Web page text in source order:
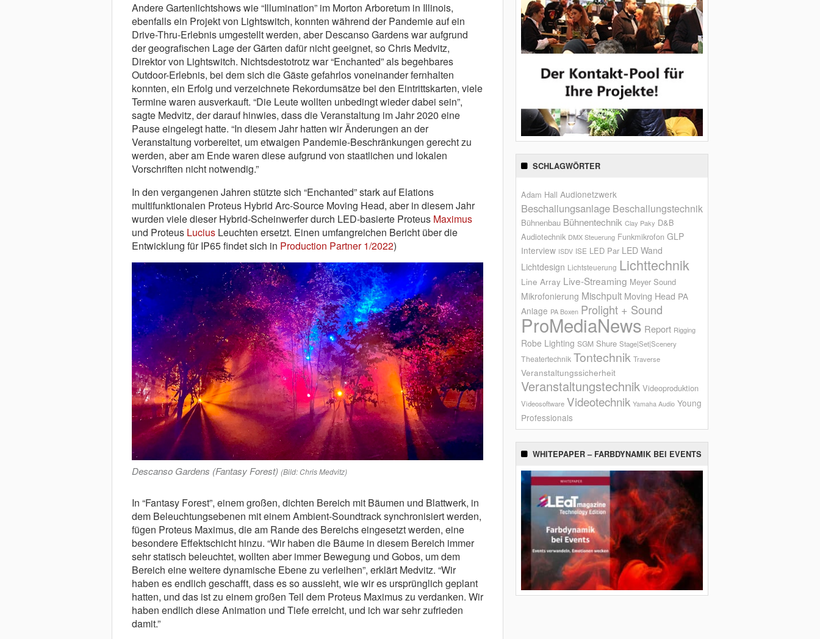
Andere Gartenlichtshows wie “Illumination” im Morton Arboretum in Illinois,
ebenfalls ein Projekt von Lightswitch, konnten während der Pandemie auf ein
Drive-Thru-Erlebnis umgestellt werden, aber Descanso Gardens war aufgrund
der geografischen Lage der Gärten dafür nicht geeignet, so Chris Medvitz,
Direktor von Lightswitch. Nichtsdestotrotz war “Enchanted” als begehbares
Outdoor-Erlebnis, bei dem sich die Gäste gefahrlos voneinander fernhalten
konnten, ein Erfolg und verzeichnete Rekordumsätze bei den Eintrittskarten, viele
Termine waren ausverkauft. “Die Leute wollten unbedingt wieder dabei sein”,
sagte Medvitz, der darauf hinwies, dass die Veranstaltung im Jahr 2020 eine
Pause eingelegt hatte. “In diesem Jahr hatten wir Änderungen an der
Veranstaltung vorbereitet, um etwaigen Pandemie-Beschränkungen gerecht zu
werden, aber am Ende waren diese aufgrund von staatlichen und lokalen
Vorschriften nicht notwendig.”
In den vergangenen Jahren stützte sich “Enchanted” stark auf Elations
multifunktionalen Proteus Hybrid Arc-Source Moving Head, aber in diesem Jahr
wurden viele dieser Hybrid-Scheinwerfer durch LED-basierte Proteus Maximus
und Proteus LuciusLeuchten ersetzt. Einen umfangreichen Bericht über die
Entwicklung für IP65 findet sich in Production Partner 1/2022)
Descanso Gardens (Fantasy Forest) (Bild: Chris Medvitz)
In “Fantasy Forest”, einem großen, dichten Bereich mit Bäumen und Blattwerk, in
dem Beleuchtungsebenen mit einem Ambient-Soundtrack synchronisiert werden,
fügen Proteus Maximus, die am Rande des Bereichs eingesetzt werden, eine
besondere Effektschicht hinzu. “Wir haben die Bäume in diesem Bereich immer
sehr statisch beleuchtet, wollten aber immer Bewegung und Gobos, um dem
Bereich eine weitere dynamische Ebene zu verleihen”, erklärt Medvitz. “Wir
haben es endlich geschafft, dass es so aussieht, wie wir es ursprünglich geplant
hatten, und das ist zu einem großen Teil dem Proteus Maximus zu verdanken. Wir
haben endlich diese Animation und Tiefe erreicht, und ich war sehr zufrieden
damit.”
SCHLAGWÖRTER
Adam Hall Audionetzwerk
Beschallungsanlage Beschallungstechnik
Bühnenbau Bühnentechnik Clay Paky D&B
Audiotechnik DMX Steuerung Funkmikrofon GLP
Interview ISDV ISE LED Par LED Wand
Lichtdesign Lichtsteuerung Lichttechnik
Line Array Live-Streaming Meyer Sound
Mikrofonierung Mischpult Moving Head PA
Anlage PA Boxen Prolight + Sound
ProMediaNews Report Rigging
Robe Lighting SGM Shure Stage|Set|Scenery
Theatertechnik Tontechnik Traverse
Veranstaltungssicherheit
Veranstaltungstechnik Videoproduktion
Videosoftware Videotechnik Yamaha Audio Young
Professionals
WHITEPAPER – FARBDYNAMIK BEI EVENTS